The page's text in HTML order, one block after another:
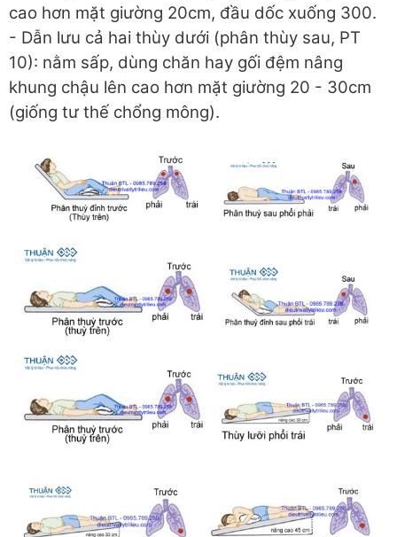
cao hơn mặt giường 20cm, đầu dốc xuống 300.
- Dẫn lưu cả hai thùy dưới (phân thùy sau, PT
10): nằm sấp, dùng chăn hay gối đệm nâng
khung chậu lên cao hơn mặt giường 20 - 30cm
(giống tư thế chổng mông).